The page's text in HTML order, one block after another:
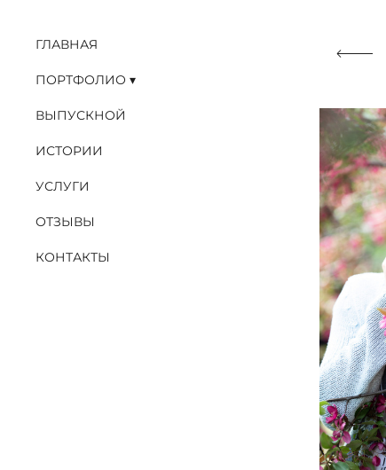
ГЛАВНАЯ
ПОРТФОЛИО
ВЫПУСКНОЙ
ИСТОРИИ
УСЛУГИ
ОТЗЫВЫ
КОНТАКТЫ